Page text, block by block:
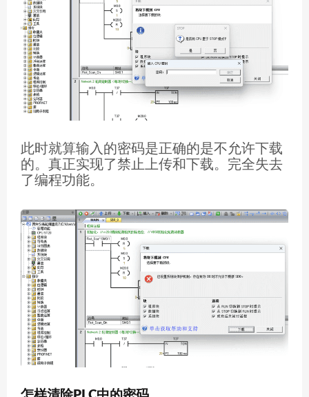
此时就算输入的密码是正确的是不允许下载
的。真正实现了禁止上传和下载。完全失去
了编程功能。